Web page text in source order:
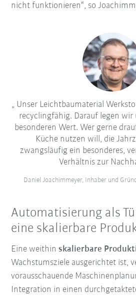
nicht funktionieren“, so
Unser Leichtbaumaterial
recyclingfähig. Darauf legen wir
besonderen Wert. Wer gerne
Küche nutzen will, die
zwangsläufig ein besonderes,
Verhältnis zur
Daniel Joachimmeyer, Inhaber und
Automatisierung als
eine skalierbare
Eine weithin skalierbare
Wachstumsziele ausgerichtet ist,
vorausschauende
Integration in einen